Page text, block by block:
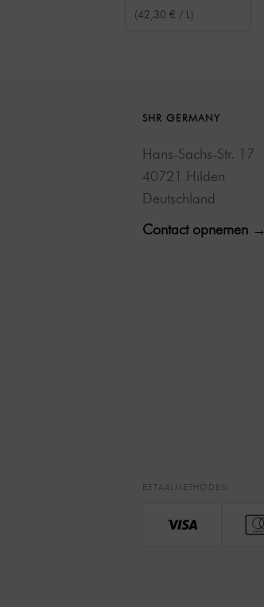
(42,30 € / L)
SHR GERMANY
Hans-Sachs-Str. 17
40721 Hilden
Deutschland
Contact opnemen →
BETAALMETHODEN